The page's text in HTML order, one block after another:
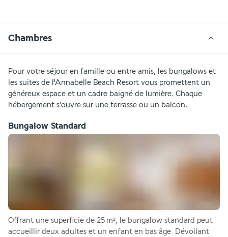
Chambres
Pour votre séjour en famille ou entre amis, les bungalows et
les suites de l'Annabelle Beach Resort vous promettent un
généreux espace et un cadre baigné de lumière. Chaque
hébergement s'ouvre sur une terrasse ou un balcon.
Bungalow Standard
Offrant une superficie de 25 m², le bungalow standard peut
accueillir deux adultes et un enfant en bas âge. Dévoilant